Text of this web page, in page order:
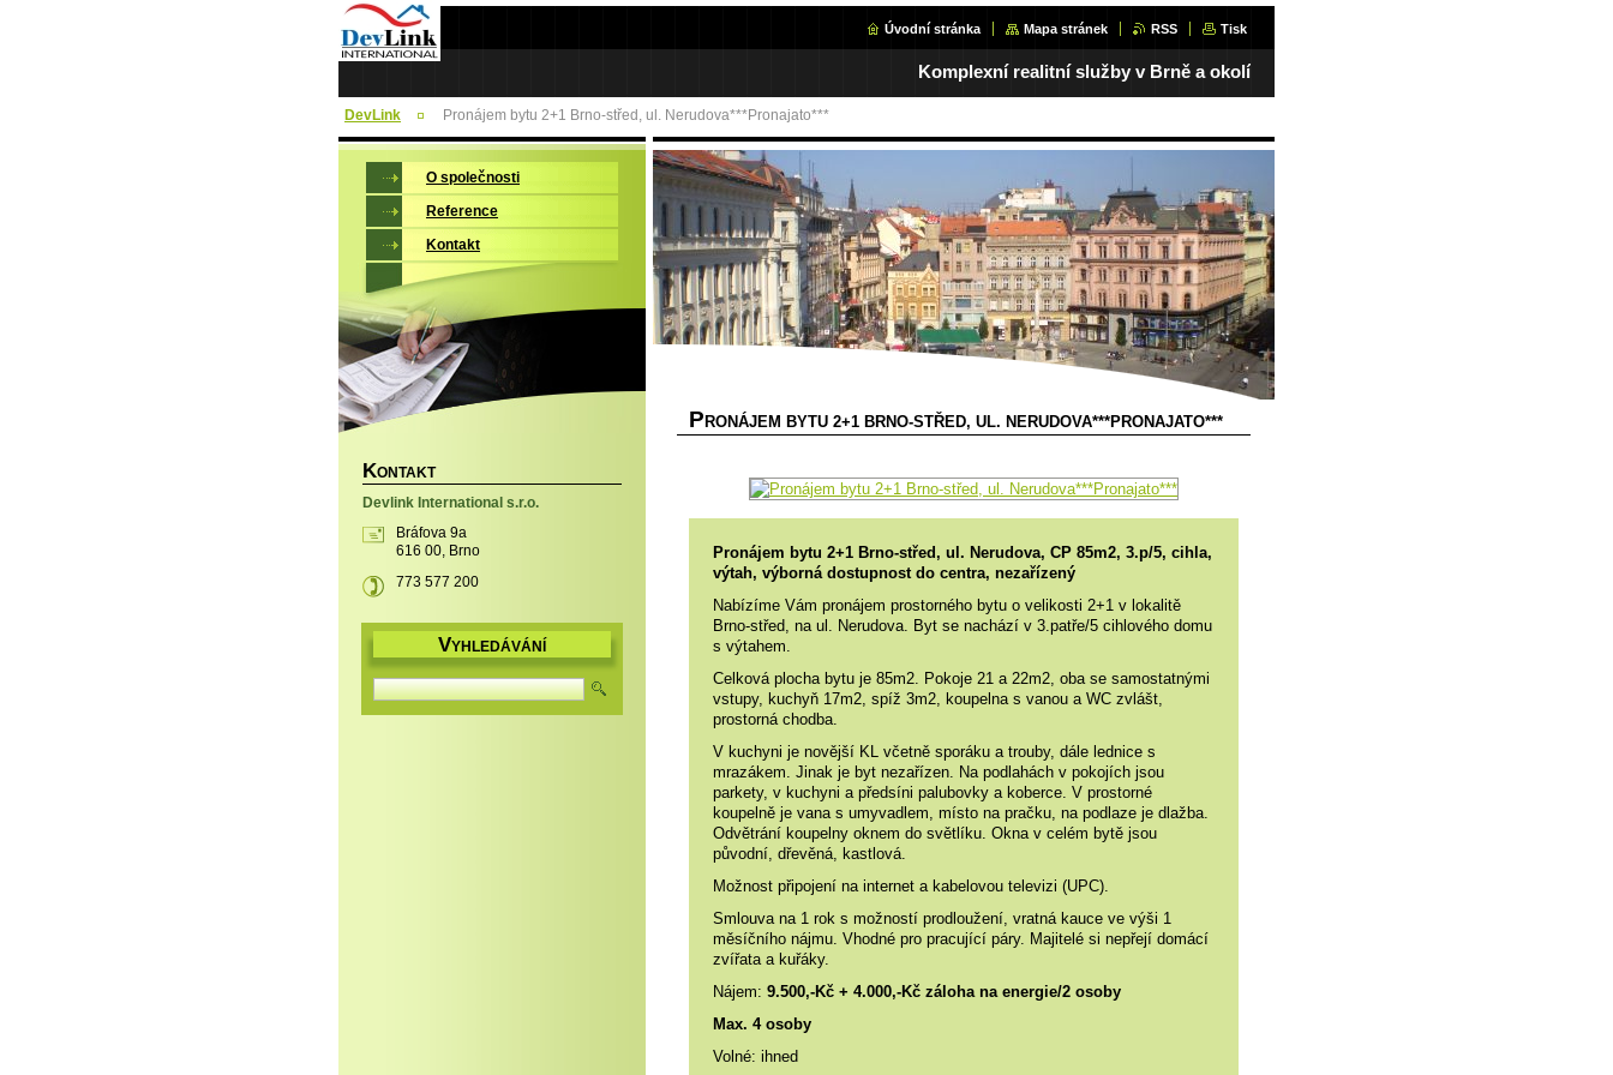
Úvodní stránka Mapa stránek RSS Tisk
Komplexní realitní služby v Brně a okolí
DevLink Pronájem bytu 2+1 Brno-střed, ul. Nerudova***Pronajato***
P RONÁJEM BYTU 2+1 BRNO-STŘED, UL. NERUDOVA***PRONAJATO***
Pronájem bytu 2+1 Brno-střed, ul. Nerudova, CP 85m2, 3.p/5, cihla,
výtah, výborná dostupnost do centra, nezařízený
Nabízíme Vám pronájem prostorného bytu o velikosti 2+1 v lokalitě
Brno-střed, na ul. Nerudova. Byt se nachází v 3.patře/5 cihlového domu
s výtahem.
Celková plocha bytu je 85m2. Pokoje 21 a 22m2, oba se samostatnými
vstupy, kuchyň 17m2, spíž 3m2, koupelna s vanou a WC zvlášt,
prostorná chodba.
V kuchyni je novější KL včetně sporáku a trouby, dále lednice s
mrazákem. Jinak je byt nezařízen. Na podlahách v pokojích jsou
parkety, v kuchyni a předsíni palubovky a koberce. V prostorné
koupelně je vana s umyvadlem, místo na pračku, na podlaze je dlažba.
Odvětrání koupelny oknem do světlíku. Okna v celém bytě jsou
původní, dřevěná, kastlová.
Možnost připojení na internet a kabelovou televizi (UPC).
Smlouva na 1 rok s možností prodloužení, vratná kauce ve výši 1
měsíčního nájmu. Vhodné pro pracující páry. Majitelé si nepřejí domácí
zvířata a kuřáky.
Nájem: 9.500,-Kč + 4.000,-Kč záloha na energie/2 osoby
Max. 4 osoby
Volné: ihned
O společnosti
Reference
Kontakt
KONTAKT
Devlink International s.r.o.
Bráfova 9a
616 00, Brno
773 577 200
VYHLEDÁVÁNÍ